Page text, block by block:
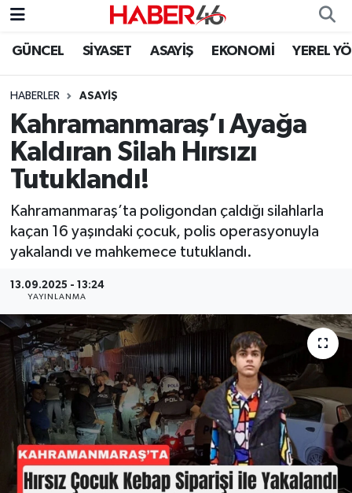
GÜNCEL SİYASET ASAYİŞ EKONOMİ YEREL
HABERLER ASAYİŞ
Kahramanmaraş’ı Ayağa
Kaldıran Silah Hırsızı
Tutuklandı!
Kahramanmaraş’ta poligondan çaldığı silahlarla
kaçan 16 yaşındaki çocuk, polis operasyonuyla
yakalandı ve mahkemece tutuklandı.
13.09.2025 - 13:24
YAYINLANMA
GÜNCEL
SİYASET
EKONOMİ
SPOR
YAŞAM
TEKNOLOJİ
SAĞLIK
EĞİTİM
İLÇE HABERLERİ
KÜLTÜR-SANAT
KSÜ
Nöbetçi Eczaneler
Hava Durumu
Kahramanmaraş Namaz Vakitleri
Trafik Durumu
Süper Lig Puan Durumu ve Fikstür
Tüm Manşetler
Son Dakika Haberleri
Haber Arşivi